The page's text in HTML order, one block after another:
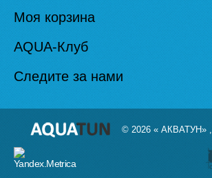
Моя корзина
AQUA-Клуб
Следите за нами
© 2026 « АКВАТУН» ,